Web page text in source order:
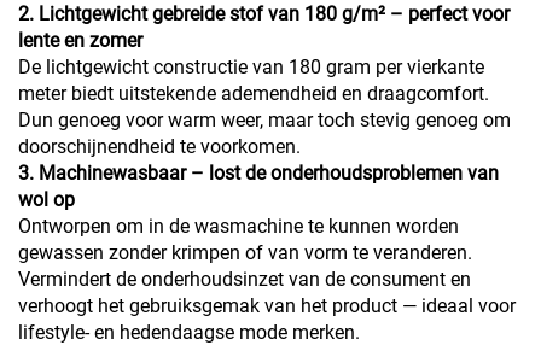
2. Lichtgewicht gebreide stof van 180 g/m² – perfect voor
lente en zomer
De lichtgewicht constructie van 180 gram per vierkante
meter biedt uitstekende ademendheid en draagcomfort.
Dun genoeg voor warm weer, maar toch stevig genoeg om
doorschijnendheid te voorkomen.
3. Machinewasbaar – lost de onderhoudsproblemen van
wol op
Ontworpen om in de wasmachine te kunnen worden
gewassen zonder krimpen of van vorm te veranderen.
Vermindert de onderhoudsinzet van de consument en
verhoogt het gebruiksgemak van het product — ideaal voor
lifestyle- en hedendaagse mode merken.